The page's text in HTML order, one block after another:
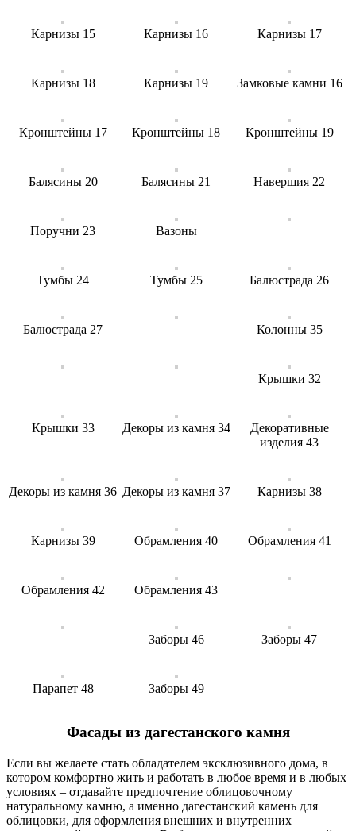
Карнизы 15 Карнизы 16 Карнизы 17
Карнизы 18 Карнизы 19 Замковые камни 16
Кронштейны 17 Кронштейны 18 Кронштейны 19
Балясины 20 Балясины 21 Навершия 22
Поручни 23 Вазоны
Тумбы 24 Тумбы 25 Балюстрада 26
Балюстрада 27 Колонны 35
Крышки 32
Крышки 33 Декоры из камня 34
Декоративные
изделия 43
Декоры из камня 36 Декоры из камня 37 Карнизы 38
Карнизы 39 Обрамления 40 Обрамления 41
Обрамления 42 Обрамления 43
Заборы 46 Заборы 47
Парапет 48 Заборы 49
Фасады из дагестанского камня
Если вы желаете стать обладателем эксклюзивного дома, в
котором комфортно жить и работать в любое время и в любых
условиях – отдавайте предпочтение облицовочному
натуральному камню, а именно дагестанский камень для
облицовки, для оформления внешних и внутренних